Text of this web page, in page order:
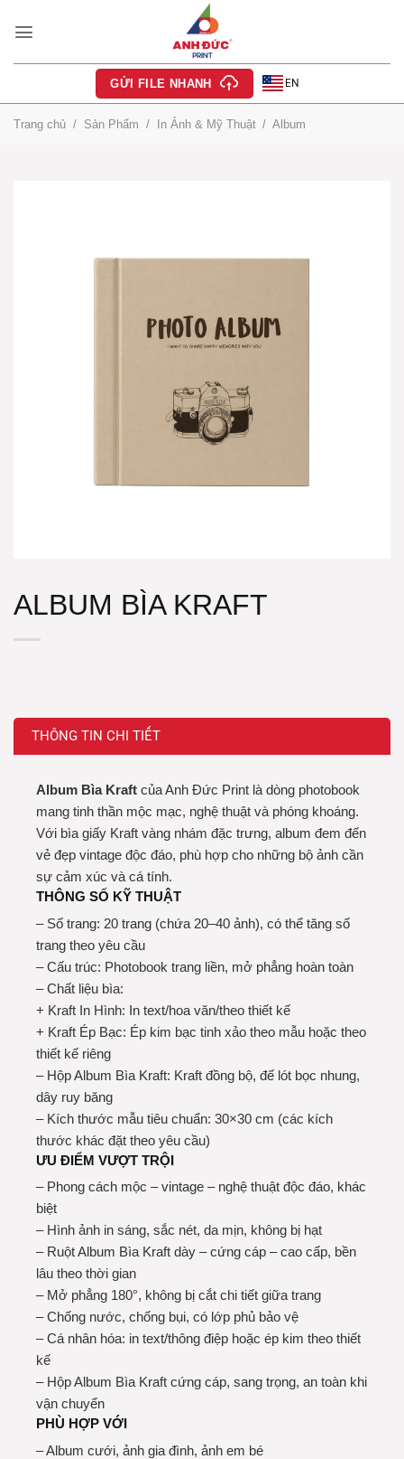
qua
GỬI FILE NHANH EN
Trang chủ / Sản Phẩm / In Ảnh & Mỹ Thuật / Album
ALBUM BÌA KRAFT
THÔNG TIN CHI TIẾT
Album Bìa Kraft của Anh Đức Print là dòng photobook
mang tinh thần mộc mạc, nghệ thuật và phóng khoáng.
Với bìa giấy Kraft vàng nhám đặc trưng, album đem đến
vẻ đẹp vintage độc đáo, phù hợp cho những bộ ảnh cần
sự cảm xúc và cá tính.
THÔNG SỐ KỸ THUẬT
– Số trang: 20 trang (chứa 20–40 ảnh), có thể tăng số
trang theo yêu cầu
– Cấu trúc: Photobook trang liền, mở phẳng hoàn toàn
– Chất liệu bìa:
+ Kraft In Hình: In text/hoa văn/theo thiết kế
+ Kraft Ép Bạc: Ép kim bạc tinh xảo theo mẫu hoặc theo
thiết kế riêng
– Hộp Album Bìa Kraft: Kraft đồng bộ, đế lót bọc nhung,
dây ruy băng
– Kích thước mẫu tiêu chuẩn: 30×30 cm (các kích
thước khác đặt theo yêu cầu)
ƯU ĐIỂM VƯỢT TRỘI
– Phong cách mộc – vintage – nghệ thuật độc đáo, khác
biệt
– Hình ảnh in sáng, sắc nét, da mịn, không bị hạt
– Ruột Album Bìa Kraft dày – cứng cáp – cao cấp, bền
lâu theo thời gian
– Mở phẳng 180°, không bị cắt chi tiết giữa trang
– Chống nước, chống bụi, có lớp phủ bảo vệ
– Cá nhân hóa: in text/thông điệp hoặc ép kim theo thiết
kế
– Hộp Album Bìa Kraft cứng cáp, sang trọng, an toàn khi
vận chuyển
PHÙ HỢP VỚI
– Album cưới, ảnh gia đình, ảnh em bé